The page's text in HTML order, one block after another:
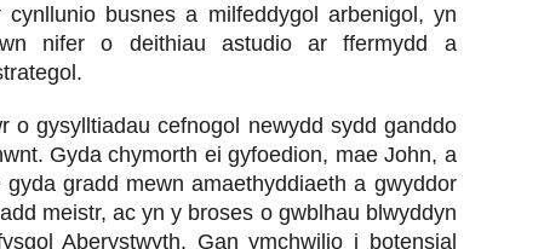
busnes a milfeddygol arbenigol, yn
nifer o deithiau astudio ar ffermydd a
o gysylltiadau cefnogol newydd sydd ganddo
Gyda chymorth ei gyfoedion, mae John, a
gradd mewn amaethyddiaeth a gwyddor
meistr, ac yn y broses o gwblhau blwyddyn
Aberystwyth. Gan ymchwilio i botensial